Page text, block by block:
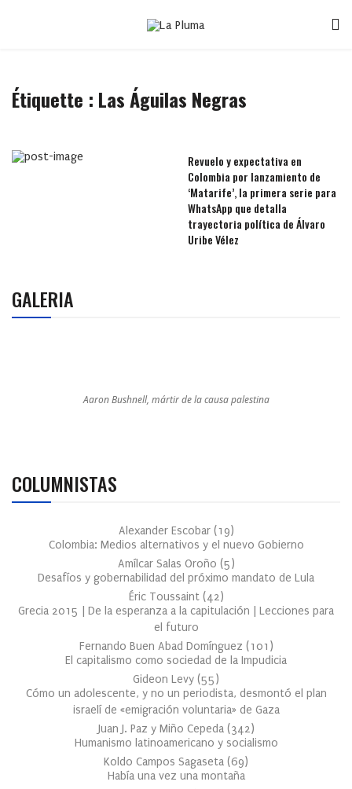
Étiquette : Las Águilas Negras
Revuelo y expectativa en
Colombia por lanzamiento de
‘Matarife’, la primera serie para
WhatsApp que detalla
trayectoria política de Álvaro
Uribe Vélez
GALERIA
Aaron Bushnell, mártir de la causa palestina
COLUMNISTAS
Alexander Escobar (19)
Colombia: Medios alternativos y el nuevo Gobierno
Amílcar Salas Oroño (5)
Desafíos y gobernabilidad del próximo mandato de Lula
Éric Toussaint (42)
Grecia 2015 | De la esperanza a la capitulación | Lecciones para
el futuro
Fernando Buen Abad Domínguez (101 )
El capitalismo como sociedad de la Impudicia
Gideon Levy (55)
Cómo un adolescente, y no un periodista, desmontó el plan
israelí de «emigración voluntaria» de Gaza
Juan J. Paz y Miño Cepeda (342)
Humanismo latinoamericano y socialismo
Koldo Campos Sagaseta (69)
Había una vez una montaña